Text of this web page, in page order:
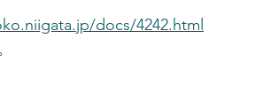
docs/4242.html